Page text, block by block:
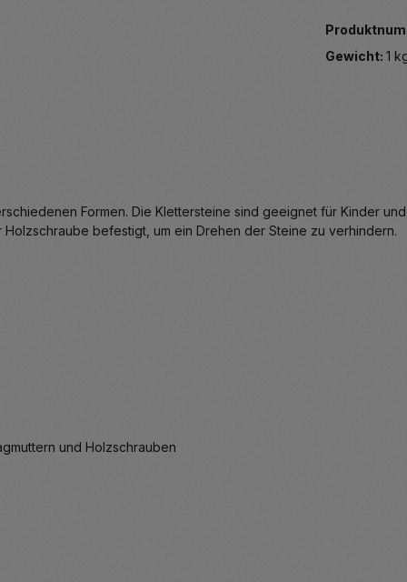
Gewicht: 1
Formen. Die Klettersteine sind geeignet für Kinder
befestigt, um ein Drehen der Steine zu verhindern.
und Holzschrauben